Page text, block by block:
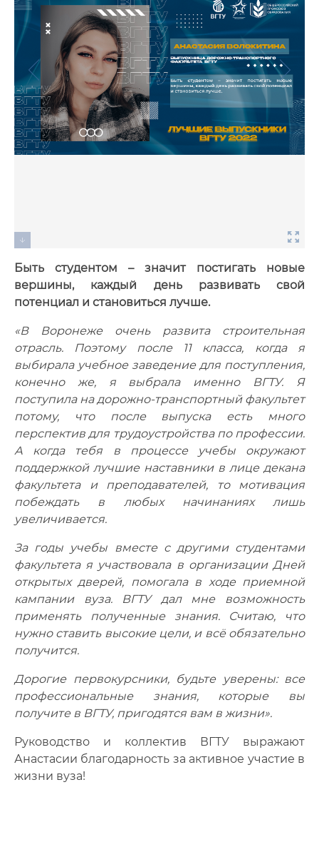
Быть студентом – значит постигать новые
вершины, каждый день развивать свой
потенциал и становиться лучше.
«В Воронеже очень развита строительная
отрасль. Поэтому после 11 класса, когда я
выбирала учебное заведение для поступления,
конечно же, я выбрала именно ВГТУ. Я
поступила на дорожно-транспортный факультет
потому, что после выпуска есть много
перспектив для трудоустройства по профессии.
А когда тебя в процессе учебы окружают
поддержкой лучшие наставники в лице декана
факультета и преподавателей, то мотивация
побеждать в любых начинаниях лишь
увеличивается.
За годы учебы вместе с другими студентами
факультета я участвовала в организации Дней
открытых дверей, помогала в ходе приемной
кампании вуза. ВГТУ дал мне возможность
применять полученные знания. Считаю, что
нужно ставить высокие цели, и всё обязательно
получится.
Дорогие первокурсники, будьте уверены: все
профессиональные знания, которые вы
получите в ВГТУ, пригодятся вам в жизни».
Руководство и коллектив ВГТУ выражают
Анастасии благодарность за активное участие в
жизни вуза!